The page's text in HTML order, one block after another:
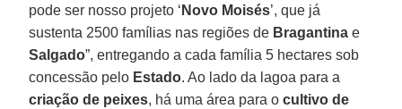
pode ser nosso projeto ‘ Novo Moisés’, que já
sustenta 2500 famílias nas regiões de Bragantina e
Salgado”, entregando a cada família 5 hectares sob
concessão pelo Estado. Ao lado da lagoa para a
criação de peixes, há uma área para ocultivo de